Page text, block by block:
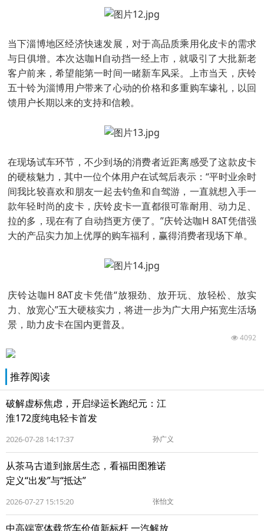
当下淄博地区经济快速发展，对于高品质乘用化皮卡的需求
与日俱增。本次达咖H自动挡一经上市，就吸引了大批新老
客户前来，希望能第一时间一睹新车风采。上市当天，庆铃
五十铃为淄博用户带来了心动的价格和多重购车壕礼，以回
馈用户长期以来的支持和信赖。
在现场试车环节，不少到场的消费者近距离感受了这款皮卡
的硬核魅力，其中一位个体用户在试驾后表示：“平时业余时
间我比较喜欢和朋友一起去钓鱼和自驾游，一直就想入手一
款年轻时尚的皮卡，庆铃皮卡一直都很可靠耐用、动力足、
拉的多，现在有了自动挡更方便了。”庆铃达咖H 8AT凭借强
大的产品实力加上优厚的购车福利，赢得消费者现场下单。
庆铃达咖H 8AT皮卡凭借“放狠劲、放开玩、放轻松、放实
力、放宽心”五大硬核实力，将进一步为广大用户拓宽生活场
景，助力皮卡在国内更普及。
4092
推荐阅读
破解虚标焦虑，开启绿运长跑纪元：江
淮172度纯电轻卡首发
2026-07-28 14:17:37 孙广义
从茶马古道到旅居生态，看福田图雅诺
定义“出发”与“抵达”
2026-07-27 15:15:20 张怡文
中高端宽体载货车价值新标杆 一汽解放